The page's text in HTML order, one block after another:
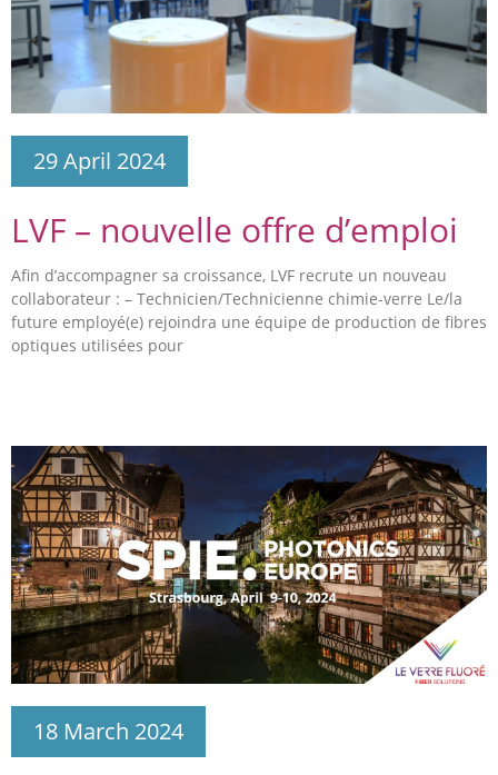
LVF – nouvelle offre d’emploi
29 April 2024
Afin d’accompagner sa croissance, LVF recrute un nouveau
collaborateur : – Technicien/Technicienne chimie-verre Le/la
future employé(e) rejoindra une équipe de production de fibres
optiques utilisées pour
18 March 2024